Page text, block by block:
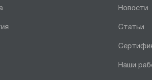
Новости
Статьи
Наши